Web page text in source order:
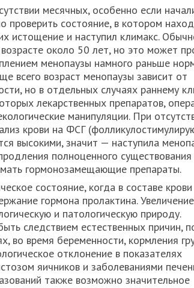
месячных, особенно если
состояние, в котором
истощение и наступил климакс.
около 50 лет, но это может
менопаузы намного раньше
всего возраст менопаузы зависит от
но в отдельных случаях раннему
лекарственных препаратов,
манипуляции. При
крови на ФСГ
высокими, значит — наступила
полноценного существования
гормонозамещающие препараты.
состояние, когда в составе крови
гормона пролактина. Увеличение
и патологическую природу.
следствием естественных причин,
во время беременности, кормления
отклонение в показателях
яичников и заболеваниями
также возможно значительное